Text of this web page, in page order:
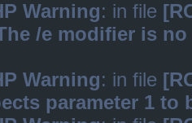
Warning: in file
/e modifier is
Warning: in file
parameter 1 to